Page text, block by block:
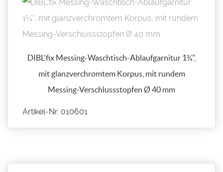
DIBL'fix Messing-Waschtisch-Ablaufgarnitur 1¼",
mit glanzverchromtem Korpus, mit rundem
Messing-Verschlussstopfen Ø 40 mm
Artikel-Nr. 010601